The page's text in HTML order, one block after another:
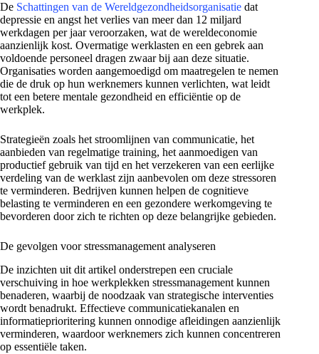
De Schattingen van de Wereldgezondheidsorganisatie dat
depressie en angst het verlies van meer dan 12 miljard
werkdagen per jaar veroorzaken, wat de wereldeconomie
aanzienlijk kost. Overmatige werklasten en een gebrek aan
voldoende personeel dragen zwaar bij aan deze situatie.
Organisaties worden aangemoedigd om maatregelen te nemen
die de druk op hun werknemers kunnen verlichten, wat leidt
tot een betere mentale gezondheid en efficiëntie op de
werkplek.
Strategieën zoals het stroomlijnen van communicatie, het
aanbieden van regelmatige training, het aanmoedigen van
productief gebruik van tijd en het verzekeren van een eerlijke
verdeling van de werklast zijn aanbevolen om deze stressoren
te verminderen. Bedrijven kunnen helpen de cognitieve
belasting te verminderen en een gezondere werkomgeving te
bevorderen door zich te richten op deze belangrijke gebieden.
De gevolgen voor stressmanagement analyseren
De inzichten uit dit artikel onderstrepen een cruciale
verschuiving in hoe werkplekken stressmanagement kunnen
benaderen, waarbij de noodzaak van strategische interventies
wordt benadrukt. Effectieve communicatiekanalen en
informatieprioritering kunnen onnodige afleidingen aanzienlijk
verminderen, waardoor werknemers zich kunnen concentreren
op essentiële taken.